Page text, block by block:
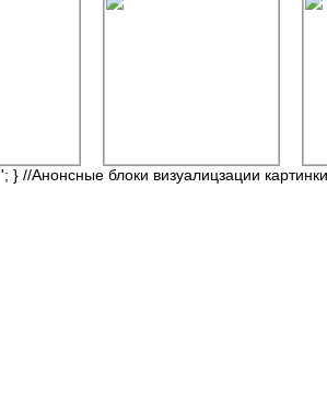
'; } //Анонсные блоки визуалицзации